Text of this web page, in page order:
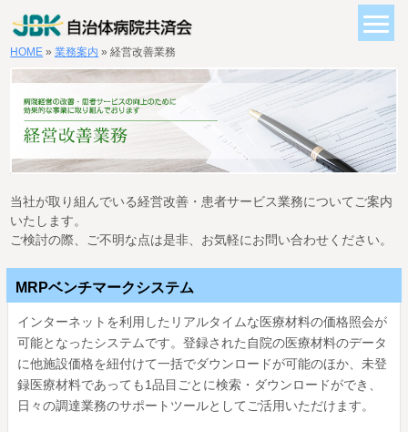
HOME »業務案内 » 経営改善業務
当社が取り組んでいる経営改善・患者サービス業務についてご案内
いたします。
ご検討の際、ご不明な点は是非、お気軽にお問い合わせください。
MRPベンチマークシステム
インターネットを利用したリアルタイムな医療材料の価格照会が
可能となったシステムです。登録された自院の医療材料のデータ
に他施設価格を紐付けて一括でダウンロードが可能のほか、未登
録医療材料であっても1品目ごとに検索・ダウンロードができ、
日々の調達業務のサポートツールとしてご活用いただけます。